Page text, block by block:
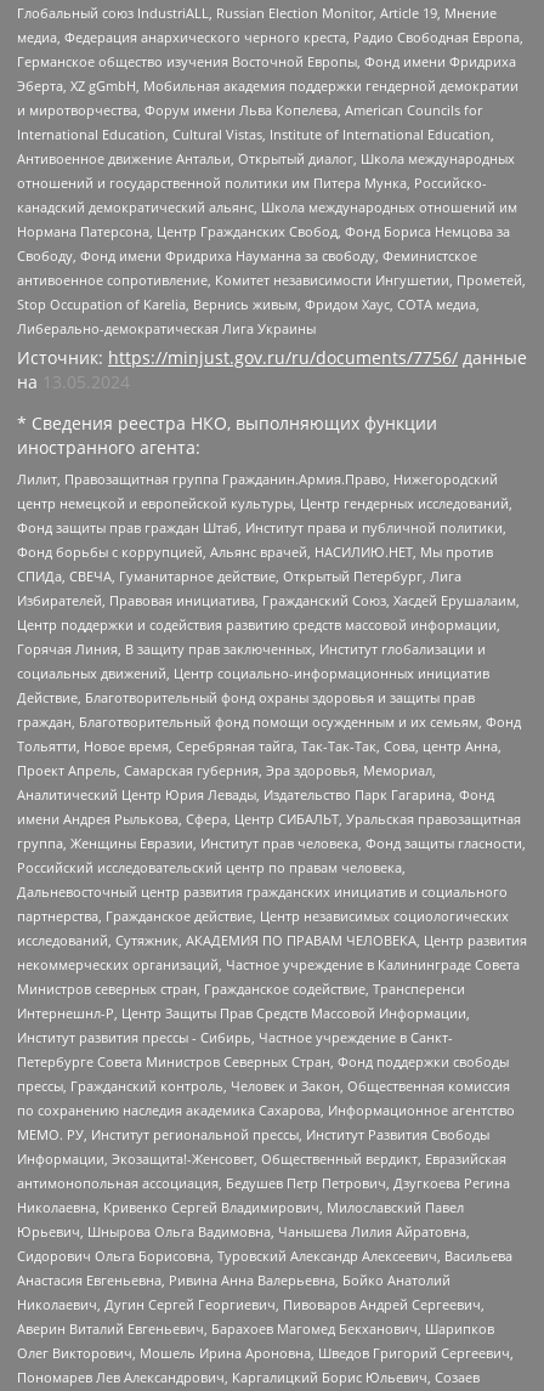
Глобальный союз IndustriALL, Russian Election Monitor, Article 19, Мнение
медиа, Федерация анархического черного креста, Радио Свободная Европа,
Германское общество изучения Восточной Европы, Фонд имени Фридриха
Эберта, XZ gGmbH, Мобильная академия поддержки гендерной демократии
и миротворчества, Форум имени Льва Копелева, American Councils for
International Education, Cultural Vistas, Institute of International Education,
Антивоенное движение Антальи, Открытый диалог, Школа международных
отношений и государственной политики им Питера Мунка, Российско-
канадский демократический альянс, Школа международных отношений им
Нормана Патерсона, Центр Гражданских Свобод, Фонд Бориса Немцова за
Свободу, Фонд имени Фридриха Науманна за свободу, Феминистское
антивоенное сопротивление, Комитет независимости Ингушетии, Прометей,
Stop Occupation of Karelia, Вернись живым, Фридом Хаус, СОТА медиа,
Либерально-демократическая Лига Украины
Источник: https://minjust.gov.ru/ru/documents/7756/ данные
на
13.05.2024
* Сведения реестра НКО, выполняющих функции
иностранного агента:
Лилит, Правозащитная группа Гражданин.Армия.Право, Нижегородский
центр немецкой и европейской культуры, Центр гендерных исследований,
Фонд защиты прав граждан Штаб, Институт права и публичной политики,
Фонд борьбы с коррупцией, Альянс врачей, НАСИЛИЮ.НЕТ, Мы против
СПИДа, СВЕЧА, Гуманитарное действие, Открытый Петербург, Лига
Избирателей, Правовая инициатива, Гражданский Союз, Хасдей Ерушалаим,
Центр поддержки и содействия развитию средств массовой информации,
Горячая Линия, В защиту прав заключенных, Институт глобализации и
социальных движений, Центр социально-информационных инициатив
Действие, Благотворительный фонд охраны здоровья и защиты прав
граждан, Благотворительный фонд помощи осужденным и их семьям, Фонд
Тольятти, Новое время, Серебряная тайга, Так-Так-Так, Сова, центр Анна,
Проект Апрель, Самарская губерния, Эра здоровья, Мемориал,
Аналитический Центр Юрия Левады, Издательство Парк Гагарина, Фонд
имени Андрея Рылькова, Сфера, Центр СИБАЛЬТ, Уральская правозащитная
группа, Женщины Евразии, Институт прав человека, Фонд защиты гласности,
Российский исследовательский центр по правам человека,
Дальневосточный центр развития гражданских инициатив и социального
партнерства, Гражданское действие, Центр независимых социологических
исследований, Сутяжник, АКАДЕМИЯ ПО ПРАВАМ ЧЕЛОВЕКА, Центр развития
некоммерческих организаций, Частное учреждение в Калининграде Совета
Министров северных стран, Гражданское содействие, Трансперенси
Интернешнл-Р, Центр Защиты Прав Средств Массовой Информации,
Институт развития прессы - Сибирь, Частное учреждение в Санкт-
Петербурге Совета Министров Северных Стран, Фонд поддержки свободы
прессы, Гражданский контроль, Человек и Закон, Общественная комиссия
по сохранению наследия академика Сахарова, Информационное агентство
МЕМО. РУ, Институт региональной прессы, Институт Развития Свободы
Информации, Экозащита!-Женсовет, Общественный вердикт, Евразийская
антимонопольная ассоциация, Бедушев Петр Петрович, Дзугкоева Регина
Николаевна, Кривенко Сергей Владимирович, Милославский Павел
Юрьевич, Шнырова Ольга Вадимовна, Чанышева Лилия Айратовна,
Сидорович Ольга Борисовна, Туровский Александр Алексеевич, Васильева
Анастасия Евгеньевна, Ривина Анна Валерьевна, Бойко Анатолий
Николаевич, Дугин Сергей Георгиевич, Пивоваров Андрей Сергеевич,
Аверин Виталий Евгеньевич, Барахоев Магомед Бекханович, Шарипков
Олег Викторович, Мошель Ирина Ароновна, Шведов Григорий Сергеевич,
Пономарев Лев Александрович, Каргалицкий Борис Юльевич, Созаев